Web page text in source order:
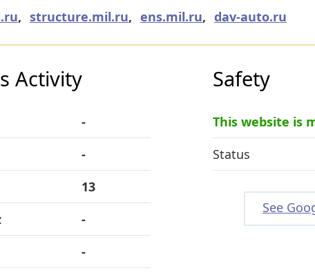
, structure.mil.ru, ens.mil.ru, dav-auto.ru
Activity
-
-
13
-
-
Safety
This website is
Status
See